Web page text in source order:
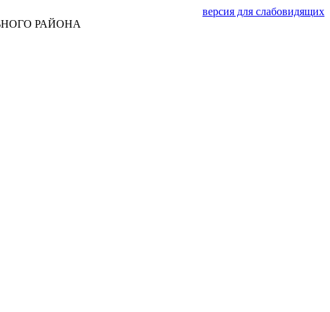
версия для слабовидящих
РАЙОНА